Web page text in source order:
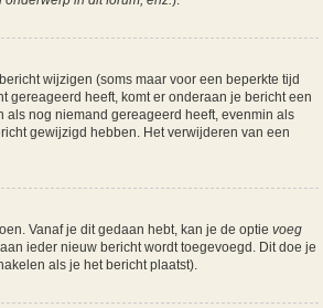
wijzigen (soms maar voor een beperkte tijd
gereageerd heeft, komt er onderaan je bericht een
nog niemand gereageerd heeft, evenmin als
gewijzigd hebben. Het verwijderen van een
Vanaf je dit gedaan hebt, kan je de optie voeg
ieder nieuw bericht wordt toegevoegd. Dit doe je
als je het bericht plaatst).